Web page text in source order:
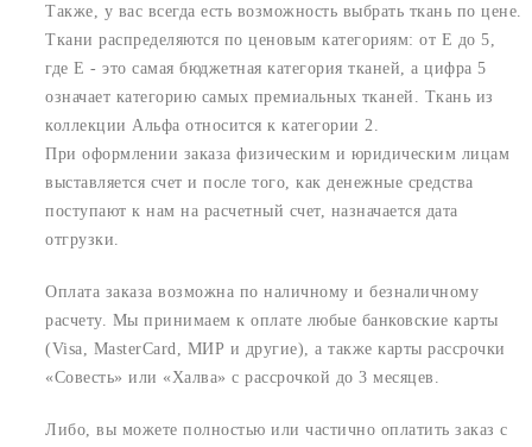
Также, у вас всегда есть возможность выбрать ткань по цене.
Ткани распределяются по ценовым категориям: от E до 5,
где Е - это самая бюджетная категория тканей, а цифра 5
означает категорию самых премиальных тканей. Ткань из
коллекции Альфа относится к категории 2.
При оформлении заказа физическим и юридическим лицам
выставляется счет и после того, как денежные средства
поступают к нам на расчетный счет, назначается дата
отгрузки.
Оплата заказа возможна по наличному и безналичному
расчету. Мы принимаем к оплате любые банковские карты
(Visa, MasterCard, МИР и другие), а также карты рассрочки
«Совесть» или «Халва» с рассрочкой до 3 месяцев.
Либо, вы можете полностью или частично оплатить заказ с